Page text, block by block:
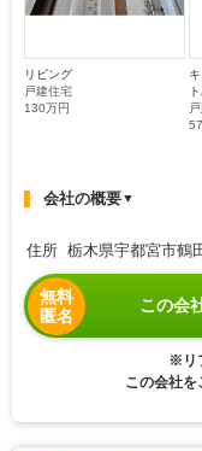
リビング
戸建住宅
130万円
会社の概要▼
住所 栃木県宇都宮市鶴
無料
匿名
この会
※リ
この会社を